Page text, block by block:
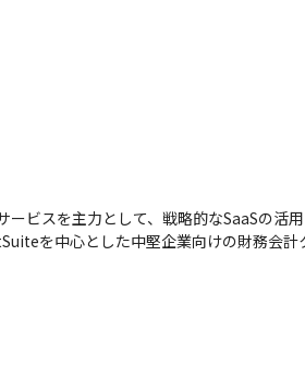
ービスを主力として、戦略的なSaaSの
を中心とした中堅企業向けの財務会